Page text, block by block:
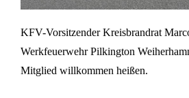
KFV-Vorsitzender Kreisbrandrat
Werkfeuerwehr Pilkington
Mitglied willkommen heißen.